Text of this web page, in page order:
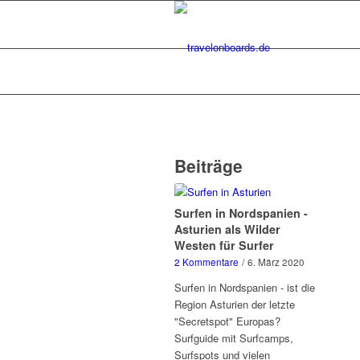
Beiträge
Surfen in Nordspanien -
Asturien als Wilder
Westen für Surfer
2 Kommentare / 6. März 2020
Surfen in Nordspanien - ist die
Region Asturien der letzte
"Secretspot" Europas?
Surfguide mit Surfcamps,
Surfspots und vielen